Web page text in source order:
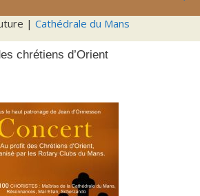
| Cathédrale du Mans
chrétiens d’Orient